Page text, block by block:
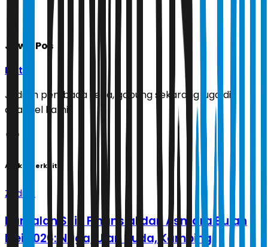
Jawa Pos
Ikuti
Jadilah pembaca setia, gabung sekarang juga di
channel kami!
Artikel Terkait
Zodiak
Ramalan Shio Finansial dan Asmara Bulan
Mei 2026: Naga, Ular, Kuda, Kambing